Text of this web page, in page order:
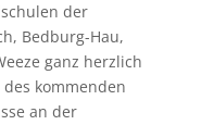
der
Bedburg-Hau,
ganz herzlich
kommenden
an der